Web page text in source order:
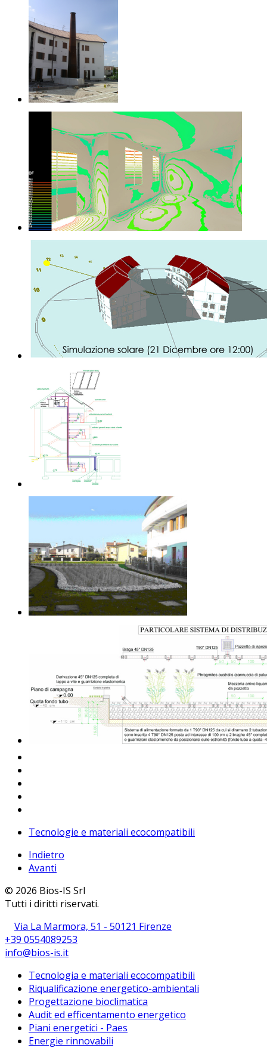
Tecnologie e materiali ecocompatibili
Indietro
Avanti
© 2026 Bios-IS Srl
Tutti i diritti riservati.
Via La Marmora, 51 - 50121 Firenze
+39 0554089253
info@bios-is.it
Tecnologia e materiali ecocompatibili
Riqualificazione energetico-ambientali
Progettazione bioclimatica
Audit ed efficentamento energetico
Piani energetici - Paes
Energie rinnovabili